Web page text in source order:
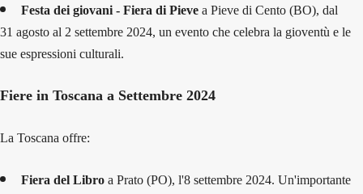
Festa dei giovani - Fiera di Pieve a Pieve di Cento (BO), dal
31 agosto al 2 settembre 2024, un evento che celebra la gioventù e le
sue espressioni culturali.
Fiere in Toscana a Settembre 2024
La Toscana offre:
Fiera del Libro a Prato (PO), l'8 settembre 2024. Un'importante